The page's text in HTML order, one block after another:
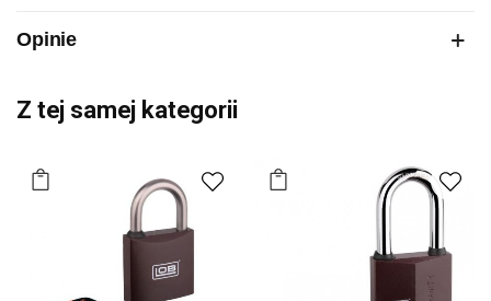
Opinie
Z tej samej kategorii